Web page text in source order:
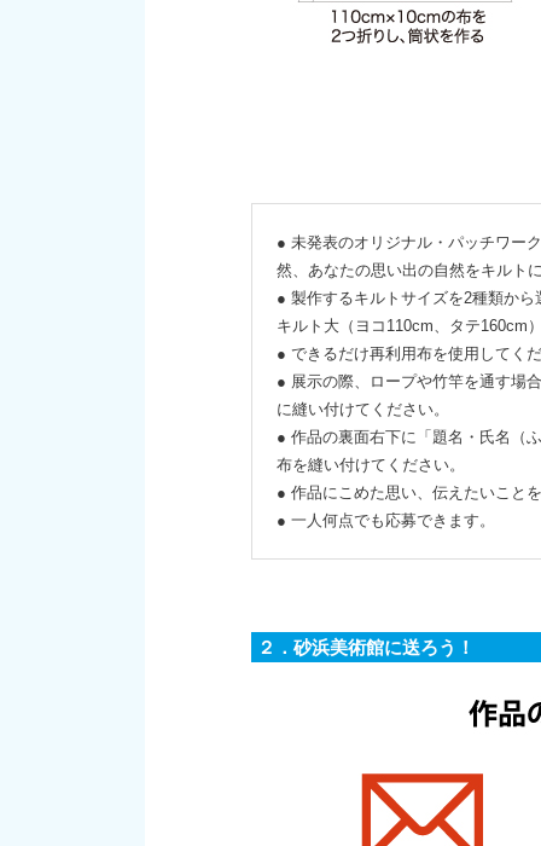
● 未発表のオリジナル・パッチワー
然、あなたの思い出の自然をキルト
● 製作するキルトサイズを2種類から
キルト大（ヨコ110cm、タテ160cm
● できるだけ再利用布を使用してく
● 展示の際、ロープや竹竿を通す場
に縫い付けてください。
● 作品の裏面右下に「題名・氏名（
布を縫い付けてください。
● 作品にこめた思い、伝えたいこと
● 一人何点でも応募できます。
２．砂浜美術館に送ろう！